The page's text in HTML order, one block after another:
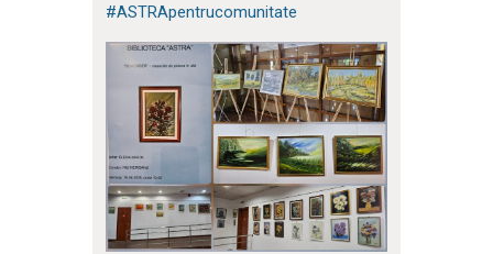
#ASTRApentrucomunitate